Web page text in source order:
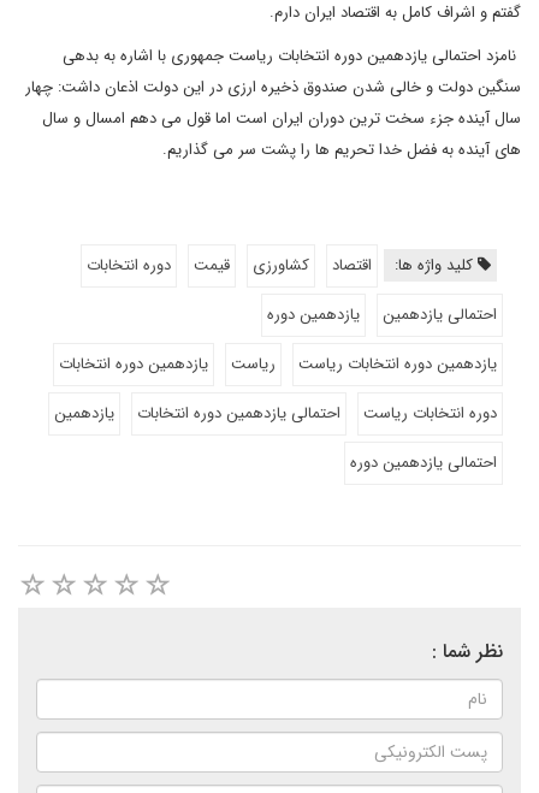
گفتم و اشراف کامل به اقتصاد ایران دارم.
نامزد احتمالی یازدهمین دوره انتخابات ریاست جمهوری با اشاره به بدهی
سنگین دولت و خالی شدن صندوق ذخیره ارزی در این دولت اذعان داشت: چهار
سال آینده جزء سخت ترین دوران ایران است اما قول می دهم امسال و سال
های آینده به فضل خدا تحریم ها را پشت سر می گذاریم.
کلید واژه ها: اقتصاد کشاورزی قیمت
دوره انتخابات
احتمالی یازدهمین
یازدهمین دوره
یازدهمین دوره انتخابات ریاست
ریاست
یازدهمین دوره انتخابات
دوره انتخابات ریاست
احتمالی یازدهمین دوره انتخابات
یازدهمین
احتمالی یازدهمین دوره
نظر شما :